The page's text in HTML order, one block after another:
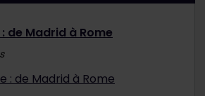
de Madrid à Rome